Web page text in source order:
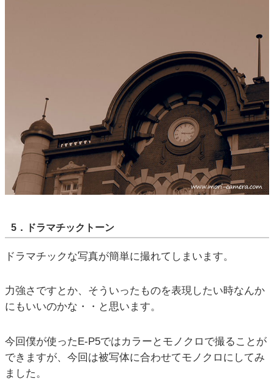
5．ドラマチックトーン
ドラマチックな写真が簡単に撮れてしまいます。
力強さですとか、そういったものを表現したい時なんか
にもいいのかな・・と思います。
今回僕が使ったE-P5ではカラーとモノクロで撮ることが
できますが、今回は被写体に合わせてモノクロにしてみ
ました。